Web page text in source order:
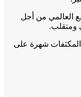
العالمي من أجل
ومتقلب.
المكثفات شهرة على